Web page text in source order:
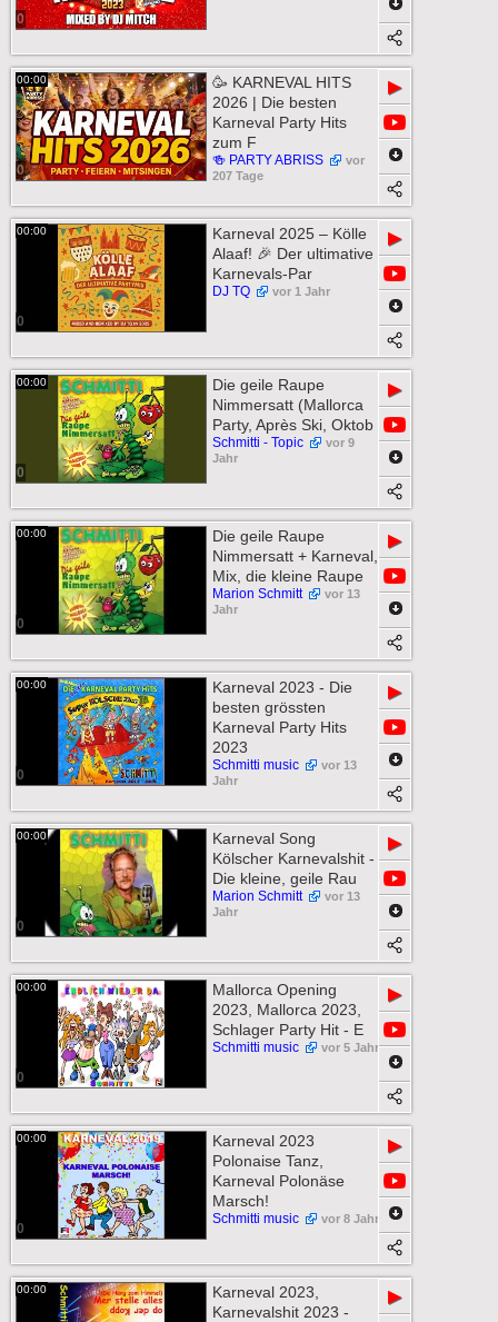
0
00:00
0
🥳 KARNEVAL HITS
2026 | Die besten
Karneval Party Hits
zum F
🍻 PARTY ABRISS
vor
207 Tage
▶
00:00
0
Karneval 2025 – Kölle
Alaaf! 🎉 Der ultimative
Karnevals-Par
DJ TQ vor 1 Jahr
▶
00:00
0
Die geile Raupe
Nimmersatt (Mallorca
Party, Après Ski, Oktob
Schmitti - Topic
vor 9
Jahr
▶
00:00
0
Die geile Raupe
Nimmersatt + Karneval,
Mix, die kleine Raupe
Marion Schmitt
vor 13
Jahr
▶
00:00
0
Karneval 2023 - Die
besten grössten
Karneval Party Hits
2023
Schmitti music
vor 13
Jahr
▶
00:00
0
Karneval Song
Kölscher Karnevalshit -
Die kleine, geile Rau
Marion Schmitt
vor 13
Jahr
▶
00:00
0
Mallorca Opening
2023, Mallorca 2023,
Schlager Party Hit - E
Schmitti music vor 5 Jahr
▶
00:00
0
Karneval 2023
Polonaise Tanz,
Karneval Polonäse
Marsch!
Schmitti music vor 8 Jahr
▶
00:00
Karneval 2023,
Karnevalshit 2023 -
▶